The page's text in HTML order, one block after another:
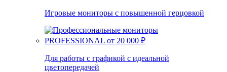
Игровые мониторы с повышенной герцовкой
PROFESSIONAL от 20 000 ₽
Для работы с графикой с идеальной
цветопередачей